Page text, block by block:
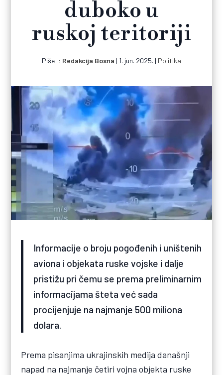
duboko u
ruskoj teritoriji
Piše: Redakcija Bosna | 1. jun. 2025. | Politika
Informacije o broju pogođenih i uništenih
aviona i objekata ruske vojske i dalje
pristižu pri čemu se prema preliminarnim
informacijama šteta već sada
procijenjuje na najmanje 500 miliona
dolara.
Prema pisanjima ukrajinskih medija današnji
napad na najmanje četiri vojna objekta ruske